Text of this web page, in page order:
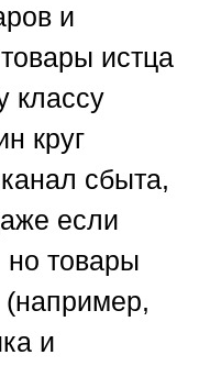
и
истца
классу
круг
сбыта,
если
но товары
и